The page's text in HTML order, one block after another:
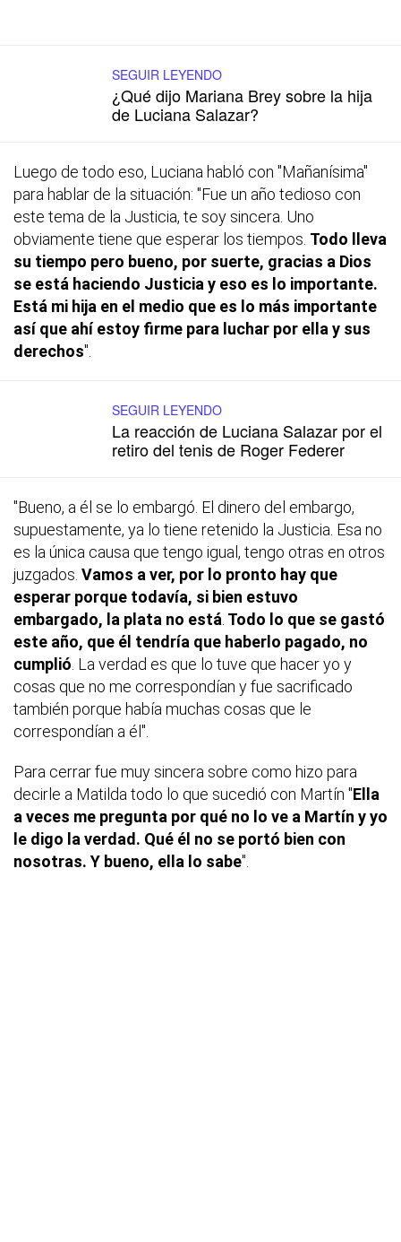
SEGUIR LEYENDO
¿Qué dijo Mariana Brey sobre la hija
de Luciana Salazar?
Luego de todo eso, Luciana habló con "Mañanísima"
para hablar de la situación: "Fue un año tedioso con
este tema de la Justicia, te soy sincera. Uno
obviamente tiene que esperar los tiempos. Todo lleva
su tiempo pero bueno, por suerte, gracias a Dios
se está haciendo Justicia y eso es lo importante.
Está mi hija en el medio que es lo más importante
así que ahí estoy firme para luchar por ella y sus
derechos".
SEGUIR LEYENDO
La reacción de Luciana Salazar por el
retiro del tenis de Roger Federer
"Bueno, a él se lo embargó. El dinero del embargo,
supuestamente, ya lo tiene retenido la Justicia. Esa no
es la única causa que tengo igual, tengo otras en otros
juzgados. Vamos a ver, por lo pronto hay que
esperar porque todavía, si bien estuvo
embargado, la plata no está Todo lo que se gastó
este año, que él tendría que haberlo pagado, no
cumplió . La verdad es que lo tuve que hacer yo y
cosas que no me correspondían y fue sacrificado
también porque había muchas cosas que le
correspondían a él".
Para cerrar fue muy sincera sobre como hizo para
decirle a Matilda todo lo que sucedió con Martín "Ella
a veces me pregunta por qué no lo ve a Martín y yo
le digo la verdad. Qué él no se portó bien con
nosotras. Y bueno, ella lo sabe".